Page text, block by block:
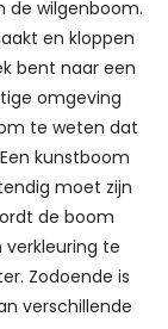
de wilgenboom.
en kloppen
bent naar een
omgeving
te weten dat
kunstboom
moet zijn
de boom
te
Zodoende is
verschillende